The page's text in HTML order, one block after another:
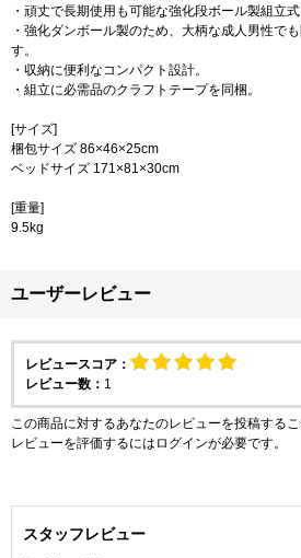
・頑丈で長期使用も可能な強化段ボール製組立式
・強化ダンボール製のため、大柄な成人男性で
す。
・収納に便利なコンパクト設計。
・組立に必需品のクラフトテープを同梱。
[サイズ]
梱包サイズ 86×46×25cm
ベッドサイズ 171×81×30cm
[重量]
9.5kg
ユーザーレビュー
レビュースコア：
レビュー数： 1
この商品に対するあなたのレビューを投稿するこ
レビューを評価するには ログインが必要です。
スタッフレビュー